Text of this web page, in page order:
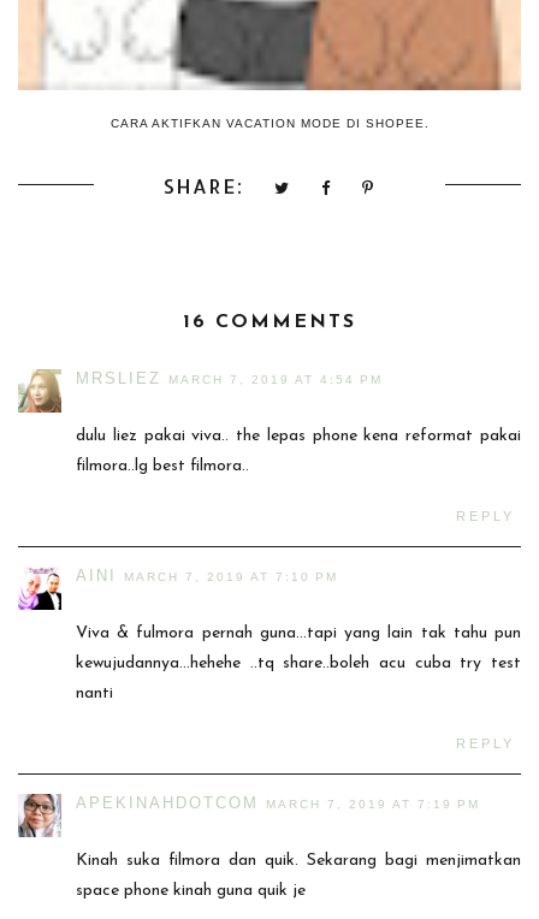
CARA AKTIFKAN VACATION MODE DI SHOPEE.
SHARE:
16 COMMENTS
MRSLIEZ MARCH 7, 2019 AT 4:54 PM
dulu liez pakai viva.. the lepas phone kena reformat pakai
filmora..lg best filmora..
REPLY
AINI MARCH 7, 2019 AT 7:10 PM
Viva & fulmora pernah guna...tapi yang lain tak tahu pun
kewujudannya...hehehe ..tq share..boleh acu cuba try test
nanti
REPLY
APEKINAHDOTCOM MARCH 7, 2019 AT 7:19 PM
Kinah suka filmora dan quik. Sekarang bagi menjimatkan
space phone kinah guna quik je